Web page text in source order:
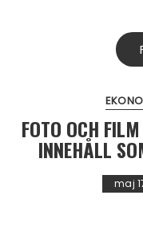
FOTO OCH
INNEHÅLL
maj